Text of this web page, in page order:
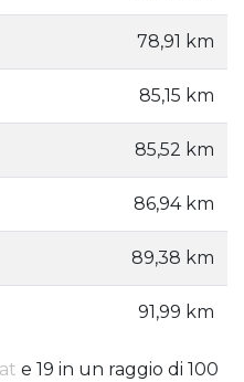
78,91 km
85,15 km
85,52 km
86,94 km
89,38 km
91,99 km
e 19 in un raggio di 100